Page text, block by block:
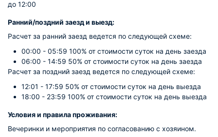
до 12:00
Ранний/поздний заезд и выезд:
Расчет за ранний заезд ведется по следующей схеме:
00:00 - 05:59 100% от стоимости суток на день заезда
06:00 - 14:59 50% от стоимости суток на день заезда
Расчет за поздний заезд ведется по следующей схеме:
12:01 - 17:59 50% от стоимости суток на день выезда
18:00 - 23:59 100% от стоимости суток на день выезда
Условия и правила проживания:
Вечеринки и мероприятия по согласованию с хозяином.